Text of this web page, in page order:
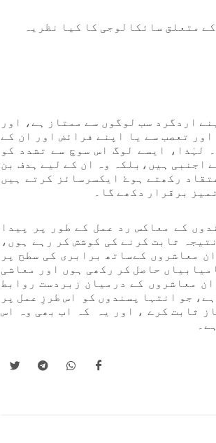
متعلق سائکالوجی کا کیا نظریہ
اردگرد سب لوگوں سے ممتاز ہے، اور
تعصب سے یا اپنے فرائض اور ان کے
لہٰذا، ایسے لوگ اس سوچ سے تشدد کو
اجنبی ہیں،بلکہ وہ ان کے لیے ہدف بن
رکھتے ہوۓ ایکسرسائز کرتے ہیں
برقرار دکھے گا۔
کے معاکس رد عمل کے طور پر پیدا
ثابت کرنے کی کوشش کر رہے ہوں،
معاشروں کےساتھ برابری کی سطح پر
حاصل کر رکھی ہوں اور معاشی
معاشروں کے درمیان زبردست روابط
جو انتہا پسندوں کو اس طرزِ عمل پر
ثابت کرے ، اور یہ کہ اب بھی وہ اس